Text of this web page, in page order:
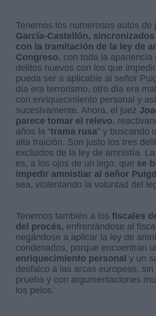
Tenemos los numerosos autos de
García-Castellón,
con la tramitación de la ley de
Congreso, con toda la apariencia
delitos nuevos con los que
pueda ser a aplicable al señor
día era terrorismo, otro día era
con enriquecimiento personal y así
sucesivamente. Ahora, el juez
parece tomar el relevo,
años la “trama rusa” y buscando
alta traición. Son justo los tres
excluidos de la ley de amnistía.
es, a los ojos de un lego, que se
impedir amnistiar al señor
sea, violentando la voluntad del
Tenemos también a losfiscales
del procés, enfrentándose al
negándose a aplicar la ley de
condenados, porque encuentran
enriquecimiento personal y un
desfalco a las arcas europeas, sin
prueba y con argumentaciones
los pelos.